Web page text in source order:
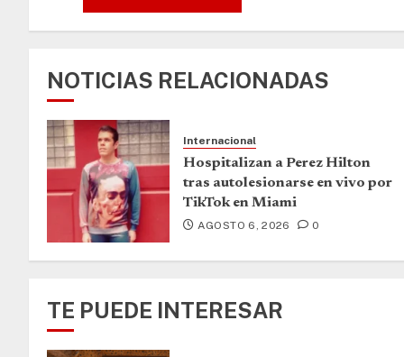
NOTICIAS RELACIONADAS
Internacional
Hospitalizan a Perez Hilton
tras autolesionarse en vivo por
TikTok en Miami
AGOSTO 6, 2026 0
TE PUEDE INTERESAR